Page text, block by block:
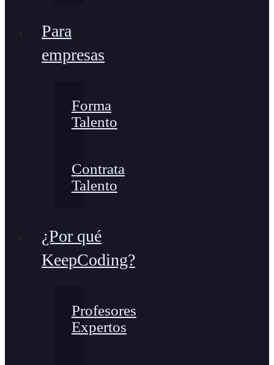
Para
empresas
Forma
Talento
Contrata
Talento
¿Por qué
KeepCoding?
Profesores
Expertos